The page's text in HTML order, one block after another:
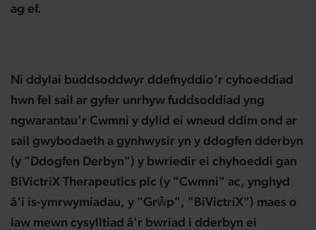
ag ef.
Ni ddylai buddsoddwyr ddefnyddio'r cyhoeddiad
hwn fel sail ar gyfer unrhyw fuddsoddiad yng
ngwarantau'r Cwmni y dylid ei wneud ddim ond ar
sail gwybodaeth a gynhwysir yn y ddogfen dderbyn
(y "Ddogfen Derbyn") y bwriedir ei chyhoeddi gan
BiVictriX Therapeutics plc (y "Cwmni" ac, ynghyd
â'i is-ymrwymiadau, y "Grŵp", "BiVictriX") maes o
law mewn cysylltiad â'r bwriad i dderbyn ei